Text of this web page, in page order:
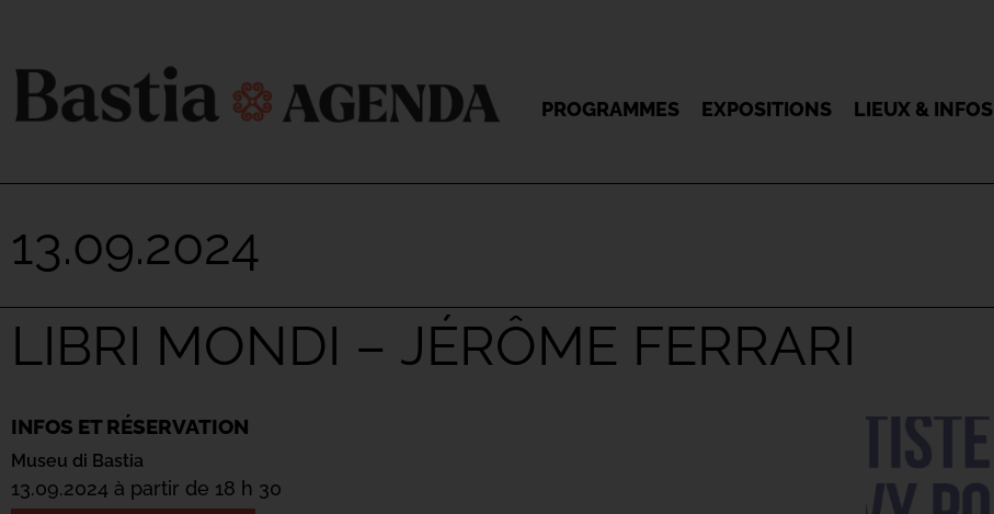
PROGRAMMES EXPOSITIONS LIEUX & INFOS
13.09.2024
LIBRI MONDI – JÉRÔME FERRARI
INFOS ET RÉSERVATION
Museu di Bastia
13.09.2024 à partir de 18 h 30